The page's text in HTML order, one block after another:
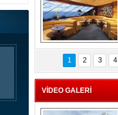
MSC'den 55 milyon
euroluk turizm geliri
müjdesi
1 2 3 4
VİDEO GALERİ